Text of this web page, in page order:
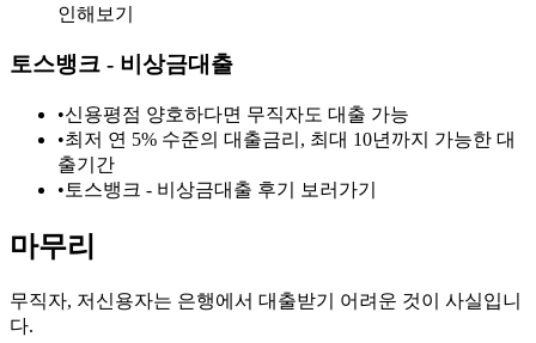
인해보기
토스뱅크 - 비상금대출
•신용평점 양호하다면 무직자도 대출 가능
•최저 연 5% 수준의 대출금리, 최대 10년까지 가능한 대
출기간
• 토스뱅크 - 비상금대출 후기 보러가기
마무리
무직자, 저신용자는 은행에서 대출받기 어려운 것이 사실입니
다.